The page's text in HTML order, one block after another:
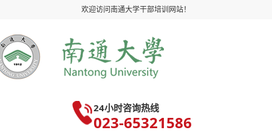
欢迎访问南通大学干部培训网站！
24小时咨询热线
023-65321586